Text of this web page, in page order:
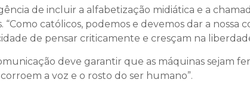
de incluir a alfabetização midiática e a
“Como católicos, podemos e devemos dar a nossa
de pensar criticamente e cresçam na
deve garantir que as máquinas sejam
a voz e o rosto do ser humano”.